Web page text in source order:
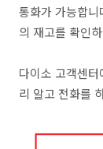
통화가 가능합
의 재고를 확인
다이소 고객센
리 알고 전화를